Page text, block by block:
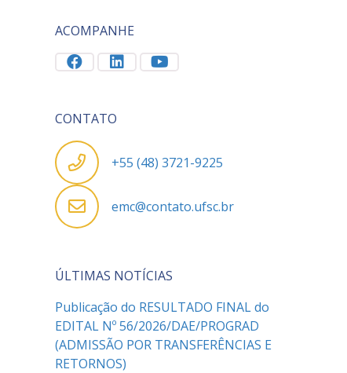
ACOMPANHE
CONTATO
+55 (48) 3721-9225
emc@contato.ufsc.br
ÚLTIMAS NOTÍCIAS
Publicação do RESULTADO FINAL do
EDITAL Nº 56/2026/DAE/PROGRAD
(ADMISSÃO POR TRANSFERÊNCIAS E
RETORNOS)